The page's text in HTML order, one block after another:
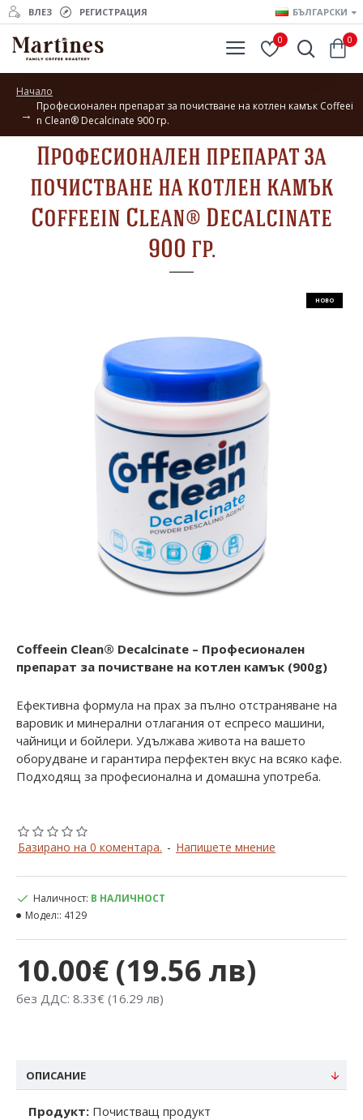
ВЛЕЗ РЕГИСТРАЦИЯ БЪЛГАРСКИ
0 0
Начало
Професионален препарат за почистване на котлен камък Coffeei
n Clean® Decalcinate 900 гр.
Професионален препарат за
почистване на котлен камък
Coffeein Clean® Decalcinate
900 гр.
НОВО
Coffeein Clean® Decalcinate – Професионален
препарат за почистване на котлен камък (900g)
Ефективна формула на прах за пълно отстраняване на
варовик и минерални отлагания от еспресо машини,
чайници и бойлери. Удължава живота на вашето
оборудване и гарантира перфектен вкус на всяко кафе.
Подходящ за професионална и домашна употреба.
Базирано на 0 коментара. - Напишете мнение
10.00€ (19.56 лв)
без ДДС: 8.33€ (16.29 лв)
Наличност: В НАЛИЧНОСТ
Модел:: 4129
ОПИСАНИЕ
Продукт: Почистващ продукт